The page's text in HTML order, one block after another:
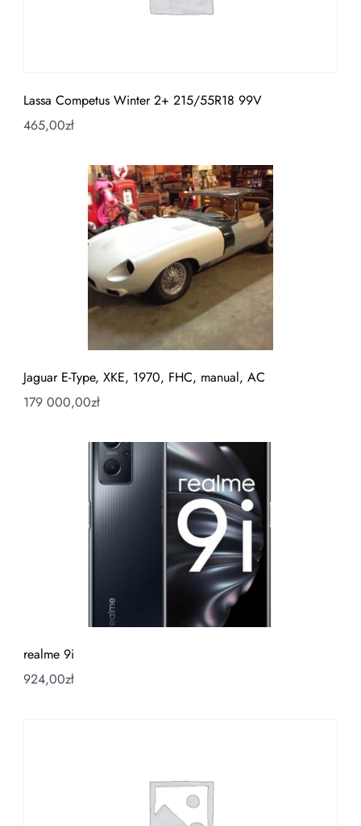
Lassa Competus Winter 2+ 215/55R18 99V
465,00zł
Jaguar E-Type, XKE, 1970, FHC, manual, AC
179 000,00zł
realme 9i
924,00zł